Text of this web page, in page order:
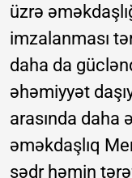
üzrə
imzalanması
daha da
əhəmiyyət
arasında daha
əməkdaşlıq
sədr həmin